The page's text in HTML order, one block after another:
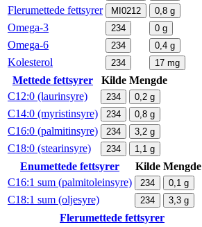
Flerumettede fettsyrer MI0212 0,8 g
Omega-3 234 0 g
Omega-6 234 0,4 g
Kolesterol 234 17 mg
Mettede fettsyrer Kilde Mengde
C12:0 (laurinsyre)
234 0,2 g
C14:0 (myristinsyre) 234 0,8 g
C16:0 (palmitinsyre) 234 3,2 g
C18:0 (stearinsyre) 234 1,1 g
Enumettede fettsyrer Kilde Mengde
C16:1 sum (palmitoleinsyre)
234 0,1 g
C18:1 sum (oljesyre) 234 3,3 g
Flerumettede fettsyrer